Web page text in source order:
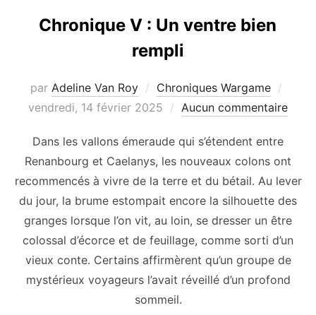
Chronique V : Un ventre bien
rempli
par Adeline Van Roy Chroniques Wargame
le
vendredi, 14 février 2025 Aucun commentaire
Dans les vallons émeraude qui s’étendent entre
Renanbourg et Caelanys, les nouveaux colons ont
recommencés à vivre de la terre et du bétail. Au lever
du jour, la brume estompait encore la silhouette des
granges lorsque l’on vit, au loin, se dresser un être
colossal d’écorce et de feuillage, comme sorti d’un
vieux conte. Certains affirmèrent qu’un groupe de
mystérieux voyageurs l’avait réveillé d’un profond
sommeil.